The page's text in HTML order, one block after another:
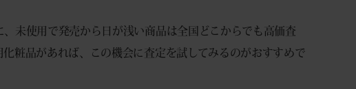
未使用で発売から日が浅い商品は全国どこからでも高価査
粧品があれば、この機会に査定を試してみるのがおすすめで